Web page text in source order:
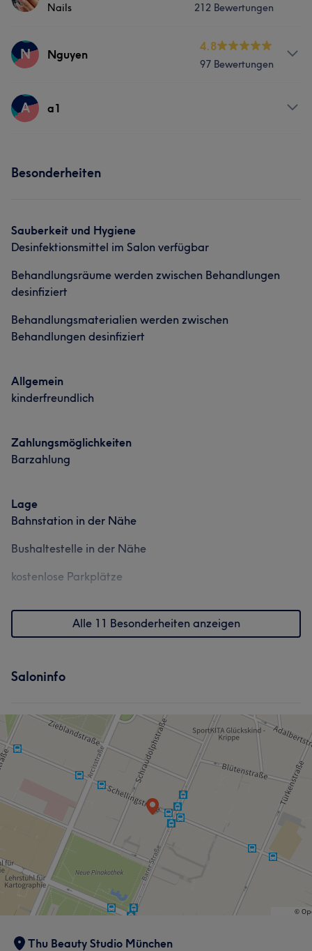
Nails 212 Bewertungen
Info
Schellingstraße 57-80799 München
Services
Portfolio
Was unsere Kunden über Thu sagen
N Nguyen
4.8
97 Bewertungen
Services
A a1
Besonderheiten
Sauberkeit und Hygiene
Desinfektionsmittel im Salon verfügbar
Behandlungsräume werden zwischen Behandlungen
desinfiziert
Behandlungsmaterialien werden zwischen
Behandlungen desinfiziert
Allgemein
kinderfreundlich
Zahlungsmöglichkeiten
Barzahlung
Lage
Bahnstation in der Nähe
Bushaltestelle in der Nähe
kostenlose Parkplätze
Alle 11 Besonderheiten anzeigen
Saloninfo
Thu Beauty Studio München